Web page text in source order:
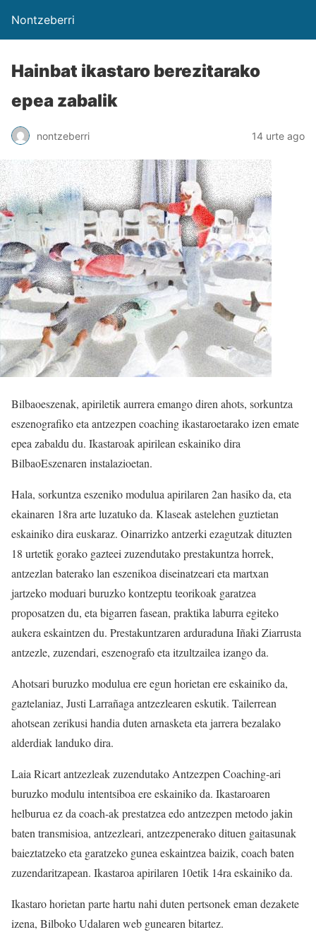
Nontzeberri
Hainbat ikastaro berezitarako
epea zabalik
nontzeberri 14 urte ago
Bilbaoeszenak, apiriletik aurrera emango diren ahots, sorkuntza
eszenografiko eta antzezpen coaching ikastaroetarako izen emate
epea zabaldu du. Ikastaroak apirilean eskainiko dira
BilbaoEszenaren instalazioetan.
Hala, sorkuntza eszeniko modulua apirilaren 2an hasiko da, eta
ekainaren 18ra arte luzatuko da. Klaseak astelehen guztietan
eskainiko dira euskaraz. Oinarrizko antzerki ezagutzak dituzten
18 urtetik gorako gazteei zuzendutako prestakuntza horrek,
antzezlan baterako lan eszenikoa diseinatzeari eta martxan
jartzeko moduari buruzko kontzeptu teorikoak garatzea
proposatzen du, eta bigarren fasean, praktika laburra egiteko
aukera eskaintzen du. Prestakuntzaren arduraduna Iñaki Ziarrusta
antzezle, zuzendari, eszenografo eta itzultzailea izango da.
Ahotsari buruzko modulua ere egun horietan ere eskainiko da,
gaztelaniaz, Justi Larrañaga antzezlearen eskutik. Tailerrean
ahotsean zerikusi handia duten arnasketa eta jarrera bezalako
alderdiak landuko dira.
Laia Ricart antzezleak zuzendutako Antzezpen Coaching-ari
buruzko modulu intentsiboa ere eskainiko da. Ikastaroaren
helburua ez da coach-ak prestatzea edo antzezpen metodo jakin
baten transmisioa, antzezleari, antzezpenerako dituen gaitasunak
baieztatzeko eta garatzeko gunea eskaintzea baizik, coach baten
zuzendaritzapean. Ikastaroa apirilaren 10etik 14ra eskainiko da.
Ikastaro horietan parte hartu nahi duten pertsonek eman dezakete
izena, Bilboko Udalaren web gunearen bitartez.